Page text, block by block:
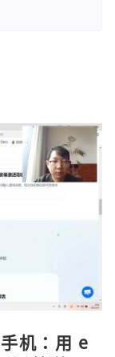
机：用 e